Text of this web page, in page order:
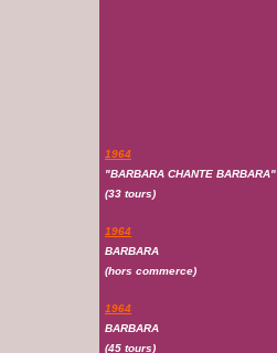
1964
"BARBARA CHANTE BARBARA"
(33 tours)
1964
BARBARA
(hors commerce)
1964
BARBARA
(45 tours)